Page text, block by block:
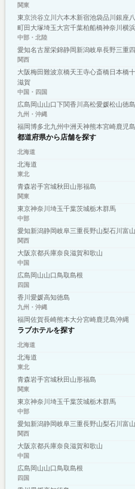
関東
東京渋谷立川六本木新宿池袋品川銀座
町田大塚埼玉大宮千葉柏船橋神奈川横浜
中部・北陸
愛知名古屋栄錦静岡新潟岐阜長野三重
関西
大阪梅田難波京橋天王寺心斎橋日本橋
滋賀
中国・四国
広島岡山山口下関香川高松愛媛松山徳島
九州・沖縄
福岡博多北九州中洲天神熊本宮崎鹿児島
都道府県から店舗を探す
北海道
北海道
東北
青森岩手宮城秋田山形福島
関東
東京神奈川埼玉千葉茨城栃木群馬
中部
愛知新潟静岡岐阜三重長野山梨石川富山
関西
大阪京都兵庫奈良滋賀和歌山
中国
広島岡山山口 鳥取島根
四国
香川愛媛高知徳島
九州・沖縄
福岡佐賀長崎熊本大分宮崎鹿児島沖縄
ラブホテルを探す
北海道
北海道
東北
青森岩手宮城秋田山形福島
関東
東京神奈川埼玉千葉茨城栃木群馬
中部
愛知新潟静岡岐阜三重長野山梨石川富山
関西
大阪京都兵庫奈良滋賀和歌山
中国
広島岡山山口 鳥取島根
四国